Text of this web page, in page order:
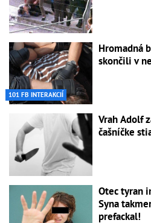
101 FB INTERAKCIÍ
Hromadná
skončili v
Vrah Adolf
čašníčke
Otec tyran
Syna
prefackal!